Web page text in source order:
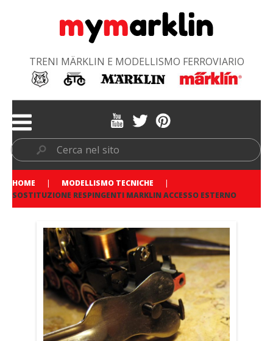
TRENI MÄRKLIN E MODELLISMO FERROVIARIO
HOME
MODELLISMO TECNICHE
SOSTITUZIONE RESPINGENTI MARKLIN ACCESSO ESTERNO